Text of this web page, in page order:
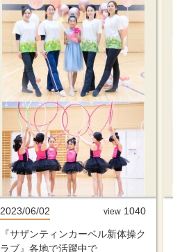
2023/06/02
『サザンティンカーベル新体操ク
ラブ』各地で活躍中で
view 1040